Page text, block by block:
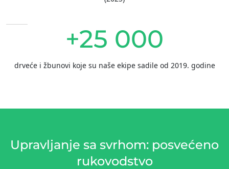
+25 000
drveće i žbunovi koje su naše ekipe sadile od 2019. godine
Upravljanje sa svrhom: posvećeno
rukovodstvo